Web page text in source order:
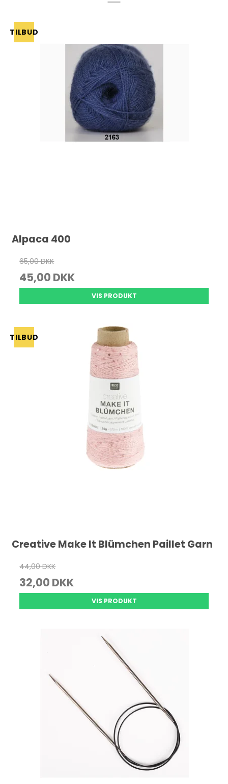
TILBUD
Alpaca 400
65,00 DKK
45,00 DKK
VIS PRODUKT
TILBUD
Creative Make It Blümchen Paillet Garn
44,00 DKK
32,00 DKK
VIS PRODUKT